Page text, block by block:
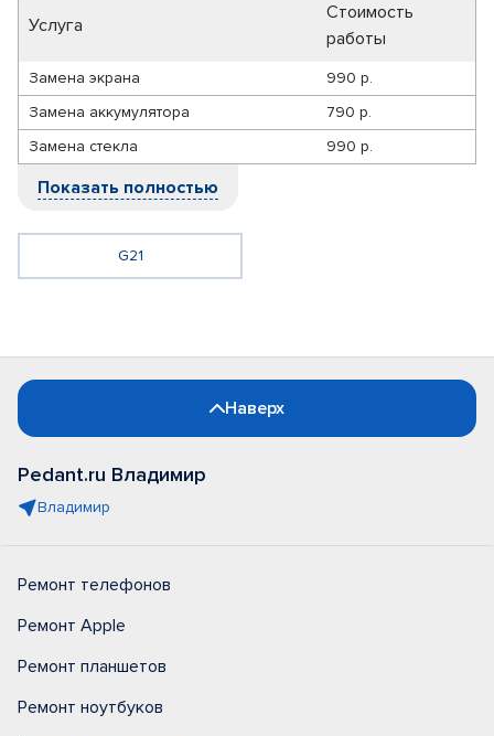
Услуга
Стоимость
работы
Замена экрана
990 р.
Замена аккумулятора
790 р.
Замена стекла
990 р.
Показать полностью
G21
Наверх
Pedant.ru Владимир
Владимир
Ремонт телефонов
Ремонт Apple
Ремонт планшетов
Ремонт ноутбуков